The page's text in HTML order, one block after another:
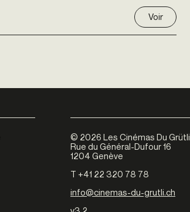
Voir
© 2026 Les Cinémas Du Grütli
Rue du Général-Dufour 16
1204 Genève
T +41 22 320 78 78
info@cinemas-du-grutli.ch